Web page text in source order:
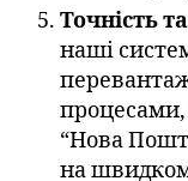
Точність
наші
процесами,
“Нова
на